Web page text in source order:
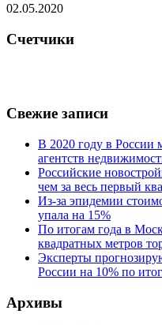
02.05.2020
Счетчики
Свежие записи
В 2020 году в России
агентств
Российские
чем за весь первый
Из-за эпидемии
упала на 15%
По итогам года в
квадратных метров
Эксперты
России на 10% по
Архивы